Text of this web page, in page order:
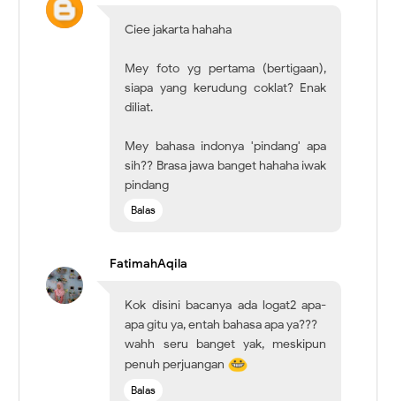
Ciee jakarta hahaha
Mey foto yg pertama (bertigaan),
siapa yang kerudung coklat? Enak
diliat.
Mey bahasa indonya 'pindang' apa
sih?? Brasa jawa banget hahaha iwak
pindang
Balas
FatimahAqila
Kok disini bacanya ada logat2 apa-
apa gitu ya, entah bahasa apa ya???
wahh seru banget yak, meskipun
penuh perjuangan
Balas